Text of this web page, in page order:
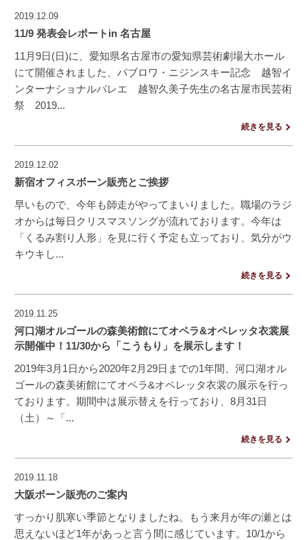
2019.12.09
11/9 発表会レポートin 名古屋
11月9日(日)に、愛知県名古屋市の愛知県芸術劇場大ホール
にて開催されました、パブロワ・ニジンスキー記念 越智イ
ンターナショナルバレエ 越智久美子先生の名古屋市民芸術
祭 2019...
続きを見る
2019.12.02
新宿オフィスボーン販売とご挨拶
早いもので、今年も師走がやってまいりました。職場のラジ
オからは毎日クリスマスソングが流れております。今年は
「くるみ割り人形」を見に行く予定も立っており、気分がウ
キウキし...
続きを見る
2019.11.25
河口湖オルゴールの森美術館にてオペラ&オペレッタ衣裳展
示開催中！11/30から「こうもり」を展示します！
2019年3月1日から2020年2月29日までの1年間、河口湖オル
ゴールの森美術館にてオペラ&オペレッタ衣裳の展示を行っ
ております。期間中は展示替えを行っており、8月31日
（土）～「...
続きを見る
2019.11.18
大阪ボーン販売のご案内
すっかり肌寒い季節となりましたね。もう来月が年の瀬とは
思えないほど1年があっと言う間に感じています。10/1から